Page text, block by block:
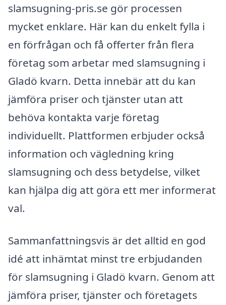
slamsugning-pris.se gör processen
mycket enklare. Här kan du enkelt fylla i
en förfrågan och få offerter från flera
företag som arbetar med slamsugning i
Gladö kvarn. Detta innebär att du kan
jämföra priser och tjänster utan att
behöva kontakta varje företag
individuellt. Plattformen erbjuder också
information och vägledning kring
slamsugning och dess betydelse, vilket
kan hjälpa dig att göra ett mer informerat
val.
Sammanfattningsvis är det alltid en god
idé att inhämtat minst tre erbjudanden
för slamsugning i Gladö kvarn. Genom att
jämföra priser, tjänster och företagets